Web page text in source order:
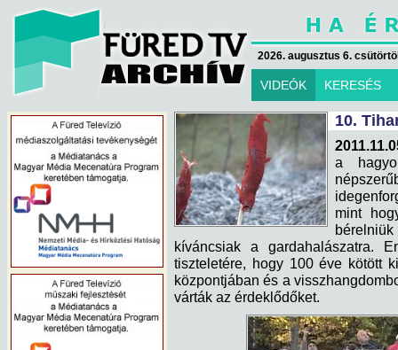
2026. augusztus 6.
VIDEÓK KERESÉS
10.
a
mint
bérelniük
kíváncsiak a gardahalászatra.
tiszteletére, hogy 100 éve kötött
központjában és a
várták az érdeklődőket.